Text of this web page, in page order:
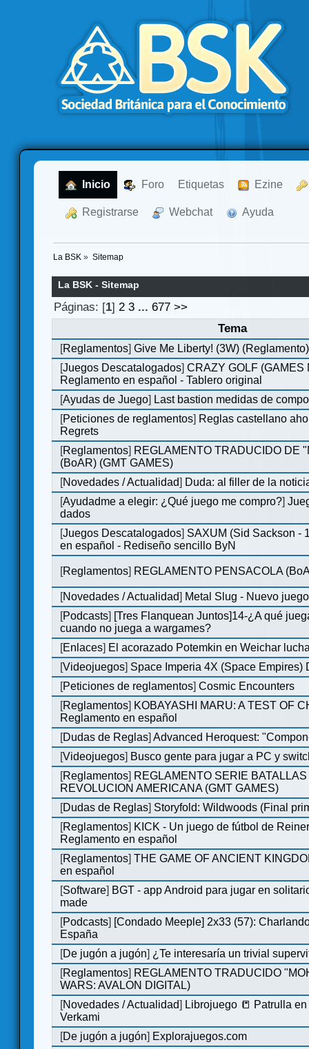
Inicio Foro Etiquetas Ezine
Registrarse Webchat Ayuda
La BSK » Sitemap
La BSK - Sitemap
Páginas: [1]2 3 ...677 >>
Tema
[Reglamentos]Give Me Liberty! (3W) (Reglamento)
[Juegos Descatalogados]CRAZY GOLF (GAMES
Reglamento en español - Tablero original
[Ayudas de Juego] Last bastion medidas de
[Peticiones de reglamentos] Reglas castellano
Regrets
[Reglamentos] REGLAMENTO TRADUCIDO DE
(BoAR) (GMT GAMES)
[Novedades / Actualidad] Duda: al filler de la
[Ayudadme a elegir: ¿Qué juego me compro?]
dados
[Juegos Descatalogados] SAXUM (Sid Sackson -
en español - Rediseño sencillo ByN
[Reglamentos] REGLAMENTO PENSACOLA
[Novedades / Actualidad] Metal Slug - Nuevo
[Podcasts] [Tres Flanquean Juntos]14-¿A qué
cuando no juega a wargames?
[Enlaces] El acorazado Potemkin en Weichar
[Videojuegos] Space Imperia 4X (Space Empires)
[Peticiones de reglamentos]Cosmic Encounters
[Reglamentos] KOBAYASHI MARU: A TEST OF
Reglamento en español
[Dudas de Reglas]Advanced Heroquest:
[Videojuegos] Busco gente para jugar a PC y
[Reglamentos] REGLAMENTO SERIE
REVOLUCION AMERICANA (GMT GAMES)
[Dudas de Reglas] Storyfold: Wildwoods (Final
[Reglamentos] KICK - Un juego de fútbol de
Reglamento en español
[Reglamentos]THE GAME OF ANCIENT
en español
[Software] BGT - app Android para jugar en
made
[Podcasts] [Condado Meeple] 2x33 (57):
España
[De jugón a jugón] ¿Te interesaría un trivial
[Reglamentos] REGLAMENTO TRADUCIDO
WARS: AVALON DIGITAL)
[Novedades / Actualidad] Librojuego 📒 Patrulla
Verkami
[De jugón a jugón] Explorajuegos.com